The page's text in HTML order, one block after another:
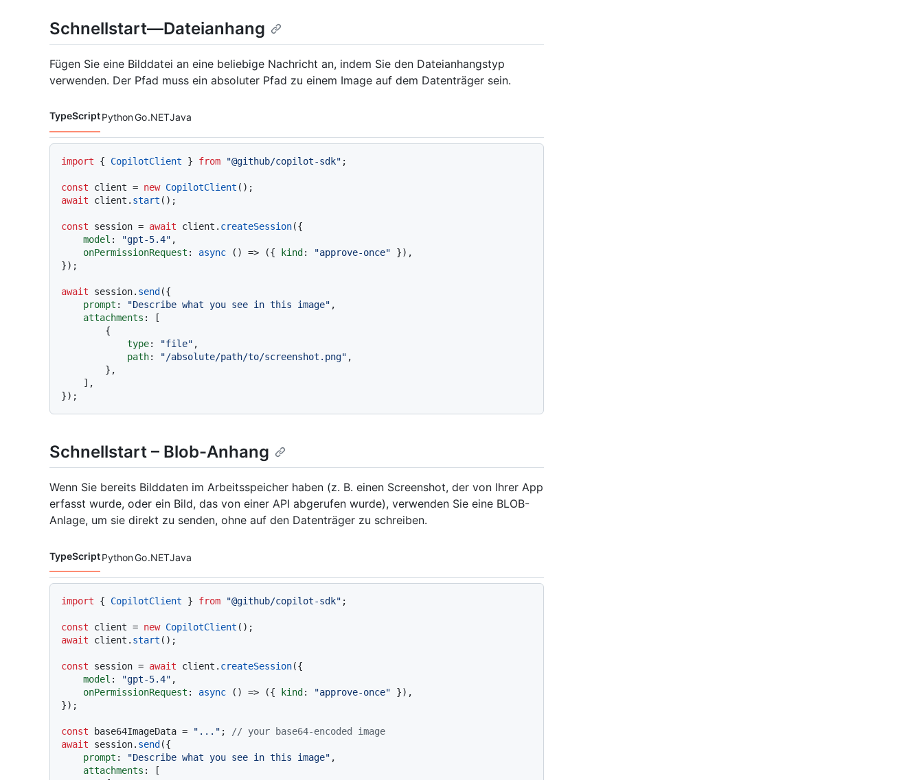
Schnellstart—Dateianhang
Fügen Sie eine Bilddatei an eine beliebige Nachricht an, indem Sie den Dateianhangstyp
verwenden. Der Pfad muss ein absoluter Pfad zu einem Image auf dem Datenträger sein.
Codesprachen navigation
TypeScriptPythonGo.NETJava
import { CopilotClient } from "@github/copilot-sdk" ;
const client = new CopilotClient
await client. start ();
const session = await client. createSession({
model : "gpt-5.4" ,
onPermissionRequest : async () => ({ kind : "approve-once" }),
});
await session. send ({
prompt : "Describe what you see in this image" ,
attachments : [
type: "file" ,
path: "/absolute/path/to/screenshot.png" ,
Schnellstart – Blob-Anhang
Wenn Sie bereits Bilddaten im Arbeitsspeicher haben (z. B. einen Screenshot, der von Ihrer App
erfasst wurde, oder ein Bild, das von einer API abgerufen wurde), verwenden Sie eine BLOB-
Anlage, um sie direkt zu senden, ohne auf den Datenträger zu schreiben.
Codesprachen navigation
TypeScriptPythonGo.NETJava
import { CopilotClient } from "@github/copilot-sdk" ;
const client = new CopilotClient
await client. start ();
const session = await client. createSession({
model : "gpt-5.4" ,
onPermissionRequest : async () => ({ kind : "approve-once" }),
});
const base64ImageData = "..." ;
// your base64-encoded image
await session. send ({
prompt : "Describe what you see in this image" ,
attachments : [